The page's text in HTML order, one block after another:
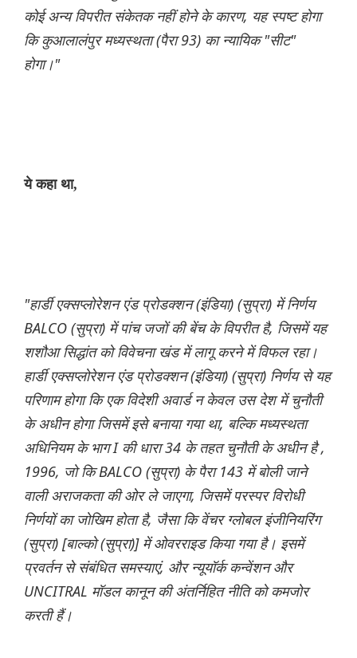
कोई अन्य विपरीत संकेतक नहीं होने के कारण, यह स्पष्ट होगा
कि कुआलालंपुर मध्यस्थता (पैरा 93) का न्यायिक "सीट"
होगा।"
ये कहा था,
"हार्डी एक्सप्लोरेशन एंड प्रोडक्शन (इंडिया) (सुप्रा) में निर्णय
BALCO (सुप्रा) में पांच जजों की बेंच के विपरीत है, जिसमें यह
शशौआ सिद्धांत को विवेचना खंड में लागू करने में विफल रहा।
हार्डी एक्सप्लोरेशन एंड प्रोडक्शन (इंडिया) (सुप्रा) निर्णय से यह
परिणाम होगा कि एक विदेशी अवार्ड न केवल उस देश में चुनौती
के अधीन होगा जिसमें इसे बनाया गया था, बल्कि मध्यस्थता
अधिनियम के भाग I की धारा 34 के तहत चुनौती के अधीन है ,
1996, जो कि BALCO (सुप्रा) के पैरा 143 में बोली जाने
वाली अराजकता की ओर ले जाएगा, जिसमें परस्पर विरोधी
निर्णयों का जोखिम होता है, जैसा कि वेंचर ग्लोबल इंजीनियरिंग
(सुप्रा) [बाल्को (सुप्रा)] में ओवरराइड किया गया है। इसमें
प्रवर्तन से संबंधित समस्याएं, और न्यूयॉर्क कन्वेंशन और
UNCITRAL मॉडल कानून की अंतर्निहित नीति को कमजोर
करती हैं।